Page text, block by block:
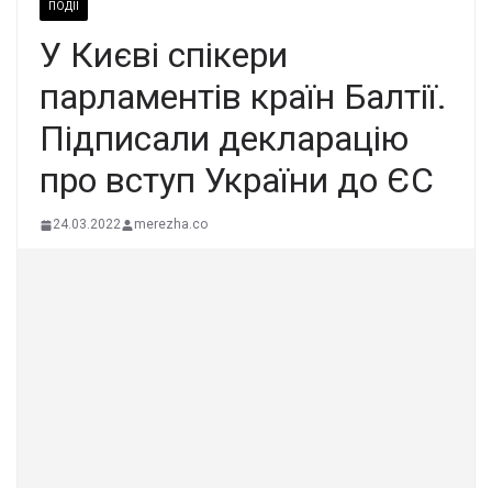
ПОДІЇ
У Києві спікери
парламентів країн Балтії.
Підписали декларацію
про вступ України до ЄС
24.03.2022 merezha.co